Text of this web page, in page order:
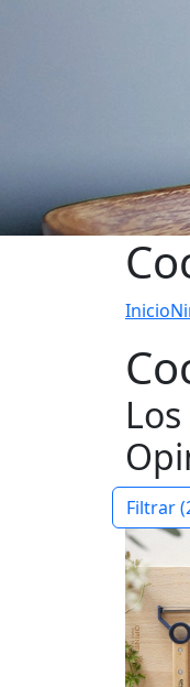
Inicio
Filtrar